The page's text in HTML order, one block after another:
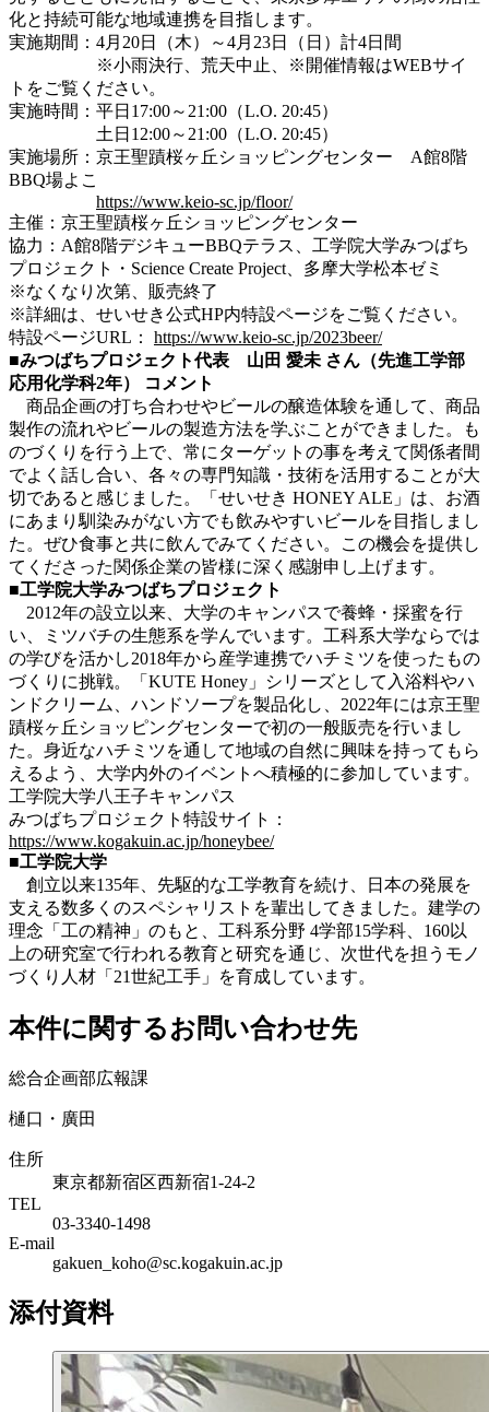
化と持続可能な地域連携を目指します。
実施期間：4月20日（木）～4月23日（日）計4日間
※小雨決行、荒天中止、※開催情報はWEBサイ
トをご覧ください。
実施時間：平日17:00～21:00（L.O. 20:45）
土日12:00～21:00（L.O. 20:45）
実施場所：京王聖蹟桜ヶ丘ショッピングセンター A館8階
BBQ場よこ
https://www.keio-sc.jp/floor/
主催：京王聖蹟桜ヶ丘ショッピングセンター
協力：A館8階デジキューBBQテラス、工学院大学みつばち
プロジェクト・Science Create Project、多摩大学松本ゼミ
※なくなり次第、販売終了
※詳細は、せいせき公式HP内特設ページをご覧ください。
特設ページURL： https://www.keio-sc.jp/2023beer/
■みつばちプロジェクト代表 山田 愛未 さん（先進工学部
応用化学科2年） コメント
商品企画の打ち合わせやビールの醸造体験を通して、商品
製作の流れやビールの製造方法を学ぶことができました。も
のづくりを行う上で、常にターゲットの事を考えて関係者間
でよく話し合い、各々の専門知識・技術を活用することが大
切であると感じました。「せいせき HONEY ALE」は、お酒
にあまり馴染みがない方でも飲みやすいビールを目指しまし
た。ぜひ食事と共に飲んでみてください。この機会を提供し
てくださった関係企業の皆様に深く感謝申し上げます。
■工学院大学みつばちプロジェクト
2012年の設立以来、大学のキャンパスで養蜂・採蜜を行
い、ミツバチの生態系を学んでいます。工科系大学ならでは
の学びを活かし2018年から産学連携でハチミツを使ったもの
づくりに挑戦。「KUTE Honey」シリーズとして入浴料やハ
ンドクリーム、ハンドソープを製品化し、2022年には京王聖
蹟桜ヶ丘ショッピングセンターで初の一般販売を行いまし
た。身近なハチミツを通して地域の自然に興味を持ってもら
えるよう、大学内外のイベントへ積極的に参加しています。
工学院大学八王子キャンパス
みつばちプロジェクト特設サイト：
https://www.kogakuin.ac.jp/honeybee/
■工学院大学
創立以来135年、先駆的な工学教育を続け、日本の発展を
支える数多くのスペシャリストを輩出してきました。建学の
理念「工の精神」のもと、工科系分野 4学部15学科、160以
上の研究室で行われる教育と研究を通じ、次世代を担うモノ
づくり人材「21世紀工手」を育成しています。
本件に関するお問い合わせ先
総合企画部広報課
樋口・廣田
住所
東京都新宿区西新宿1-24-2
TEL
03-3340-1498
E-mail
gakuen_koho@sc.kogakuin.ac.jp
添付資料